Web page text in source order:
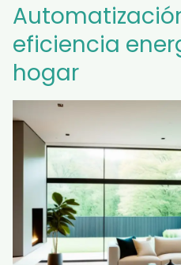
eficiencia
hogar